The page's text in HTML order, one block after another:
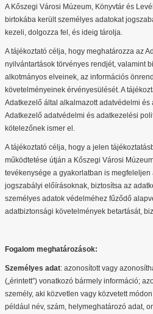
A Kőszegi Városi Múzeum, Könyvtár és
birtokába került személyes adatokat
kezeli, dolgozza fel, és ideig tárolja.
A tájékoztató célja, hogy meghatározza az
nyilvántartások törvényes rendjét, valamint
alkotmányos elveinek, az információs
követelményeinek érvényesülését. A
Adatkezelő által alkalmazott adatvédelmi és
Adatkezelő adatvédelmi és adatkezelési
kötelezőnek ismer el.
A tájékoztató célja, hogy a jelen
működtetése útján a Kőszegi Városi
tevékenysége a gyakorlatban is
jogszabályi előírásoknak, biztosítsa az
személyes adatok védelméhez fűződő
adatbiztonsági követelmények betartását,
Fogalom meghatározások:
Személyes adat: azonosított vagy
(„érintett”) vonatkozó bármely információ;
személy, aki közvetlen vagy közvetett
például név, szám, helymeghatározó adat,